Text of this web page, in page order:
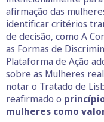
afirmação das
identificar critérios
de decisão, como A
as Formas de
Plataforma de Ação
sobre as Mulheres
notar o Tratado de
reafirmado o
mulheres como